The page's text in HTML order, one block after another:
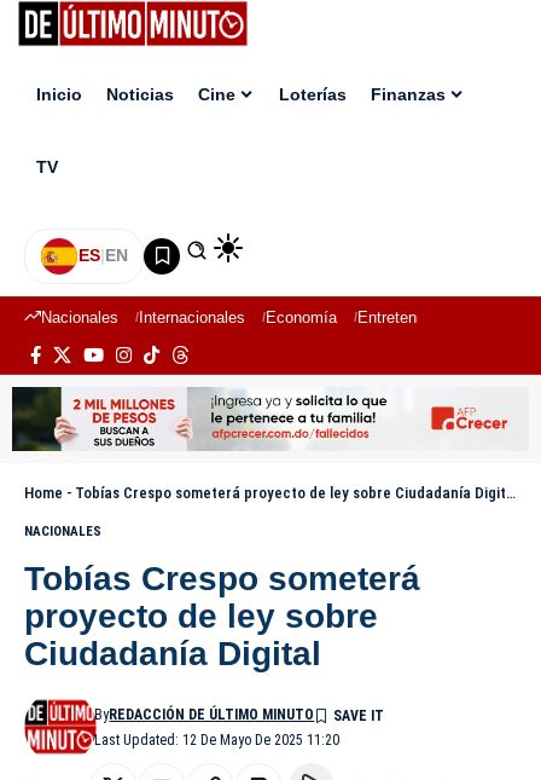
Inicio Noticias Cine Loterías Finanzas
TV
ES|EN
Nacionales Internacionales Economía Entretenimiento
Home - Tobías Crespo someterá proyecto de ley sobre Ciudadanía Digital
NACIONALES
Tobías Crespo someterá
proyecto de ley sobre
Ciudadanía Digital
Last Updated: 12 De Mayo De 2025 11:20
ByREDACCIÓN DE ÚLTIMO MINUTO